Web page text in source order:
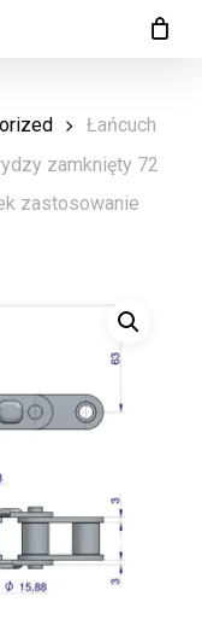
Łańcuch
zamknięty 72
zastosowanie